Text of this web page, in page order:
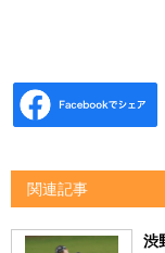
関連記事
渋